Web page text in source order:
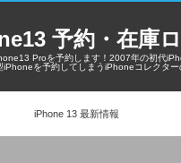
予約・在庫
Proを予約します！2007年の初代
iPhoneを予約してしまうiPhoneコレクター
iPhone 13 最新情報